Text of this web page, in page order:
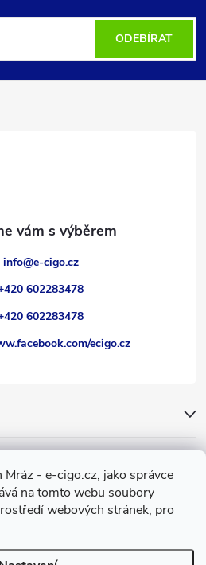
- e-cigo.cz, jako správce
na tomto webu soubory
webových stránek, pro
ODEBÍRAT
info@e-cigo.cz
602283478
602283478
ecigo.cz